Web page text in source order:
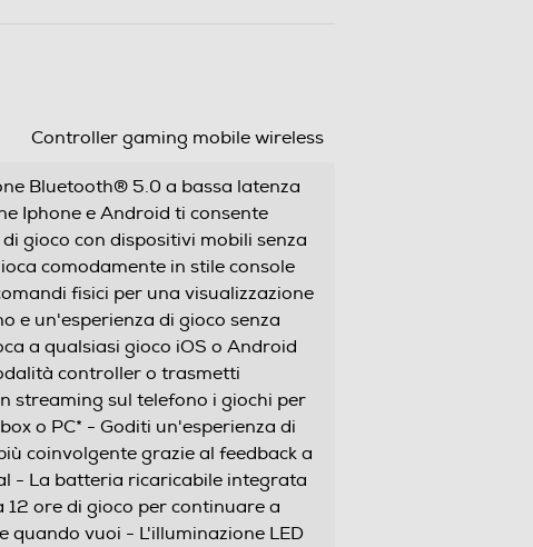
Controller gaming mobile wireless
Bluetooth® 5.0 a bassa latenza
Iphone e Android ti consente
gioco con dispositivi mobili senza
comodamente in stile console
fisici per una visualizzazione
e un'esperienza di gioco senza
a qualsiasi gioco iOS o Android
controller o trasmetti
streaming sul telefono i giochi per
o PC* - Goditi un'esperienza di
coinvolgente grazie al feedback a
- La batteria ricaricabile integrata
12 ore di gioco per continuare a
quando vuoi - L'illuminazione LED